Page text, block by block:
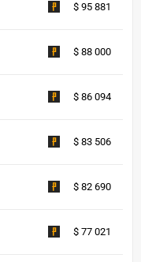
$ 95 881
$ 88 000
$ 86 094
$ 83 506
$ 82 690
$ 77 021